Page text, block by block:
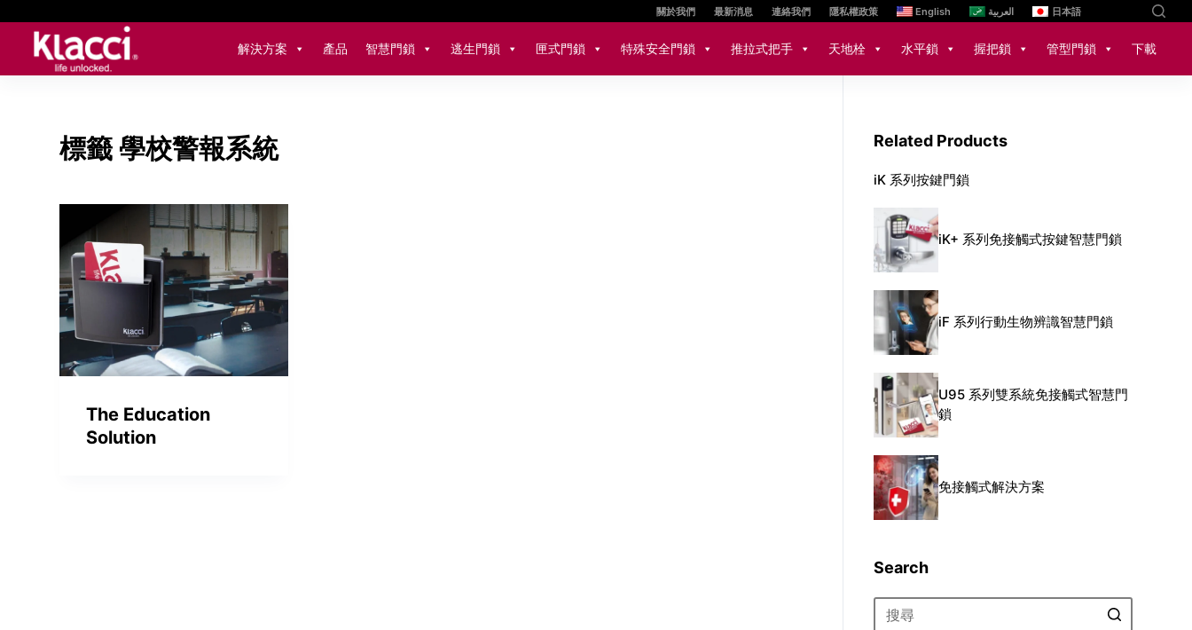
跳
關於我們 最新消息 連絡我們 隱私權政策 English العربية 日本語
解決方案 產品 智慧門鎖 逃生門鎖 匣式門鎖 特殊安全門鎖 推拉式把手 天地栓 水平鎖 握把鎖 管型門鎖 下載
標籤 學校警報系統
The Education
Solution
Related Products
iK 系列按鍵門鎖
iK+ 系列免接觸式按鍵智慧門鎖
iF 系列行動生物辨識智慧門鎖
U95 系列雙系統免接觸式智慧門
鎖
免接觸式解決方案
Search